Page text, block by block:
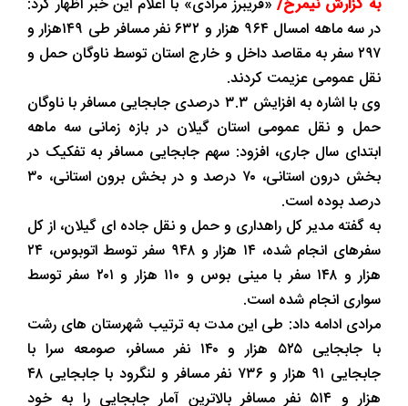
به گزارش نیمرخ/«فریبرز مرادی» با اعلام این خبر اظهار کرد:
در سه ماهه امسال ۹۶۴ هزار و ۶۳۲ نفر مسافر طی ۱۴۹هزار و
۲۹۷ سفر به مقاصد داخل و خارج استان توسط ناوگان حمل و
نقل عمومی عزیمت کردند.
وی با اشاره به افزایش ۳.۳ درصدی جابجایی مسافر با ناوگان
حمل و نقل عمومی استان گیلان در بازه زمانی سه ماهه
ابتدای سال جاری، افزود: سهم جابجایی مسافر به تفکیک در
بخش درون استانی، ۷۰ درصد و در بخش برون استانی، ۳۰
درصد بوده است.
به گفته مدیر کل راهداری و حمل و نقل جاده ای گیلان، از کل
سفرهای انجام شده، ۱۴ هزار و ۹۴۸ سفر توسط اتوبوس، ۲۴
هزار و ۱۴۸ سفر با مینی بوس و ۱۱۰ هزار و ۲۰۱ سفر توسط
سواری انجام شده است.
مرادی ادامه داد: طی این مدت به ترتیب شهرستان های رشت
با جابجایی ۵۲۵ هزار و ۱۴۰ نفر مسافر، صومعه سرا با
جابجایی ۹۱ هزار و ۷۳۶ نفر مسافر و لنگرود با جابجایی ۴۸
هزار و ۵۱۴ نفر مسافر بالاترین آمار جابجایی را به خود